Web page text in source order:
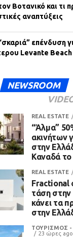
Βοτανικό και τι
αναπτύξεις
επένδυση
Levante
NEWSROOM
REAL ESTATE
“Άλμα”
ακινήτων
στην
Καναδά το
REAL ESTATE
Fractional
τάση στην
κάνει τα
στην
ΤΟΥΡΙΣΜΟΣ -
23 ώρες ago